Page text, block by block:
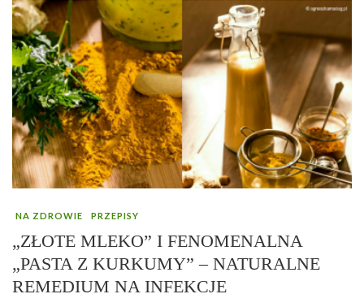
NA ZDROWIE PRZEPISY
„ZŁOTE MLEKO” I FENOMENALNA
„PASTA Z KURKUMY” – NATURALNE
REMEDIUM NA INFEKCJE